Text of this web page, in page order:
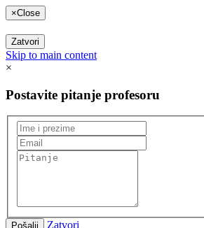
×Close
Zatvori
Skip to main content
×
Postavite pitanje profesoru
Zatvori